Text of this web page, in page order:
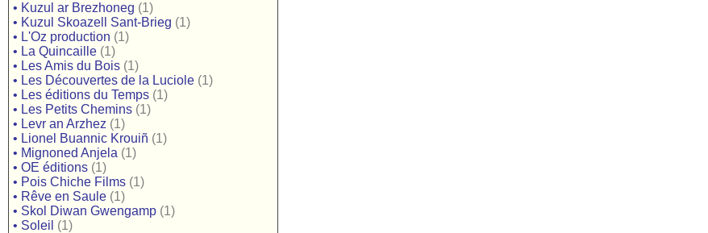
• Kuzul ar Brezhoneg (1)
• Kuzul Skoazell Sant-Brieg (1)
• L'Oz production (1)
• La Quincaille (1)
• Les Amis du Bois (1)
• Les Découvertes de la Luciole (1)
• Les éditions du Temps (1)
• Les Petits Chemins (1)
• Levr an Arzhez (1)
• Lionel Buannic Krouiñ (1)
• Mignoned Anjela (1)
• OE éditions (1)
• Pois Chiche Films (1)
• Rêve en Saule (1)
• Skol Diwan Gwengamp (1)
• Soleil (1)